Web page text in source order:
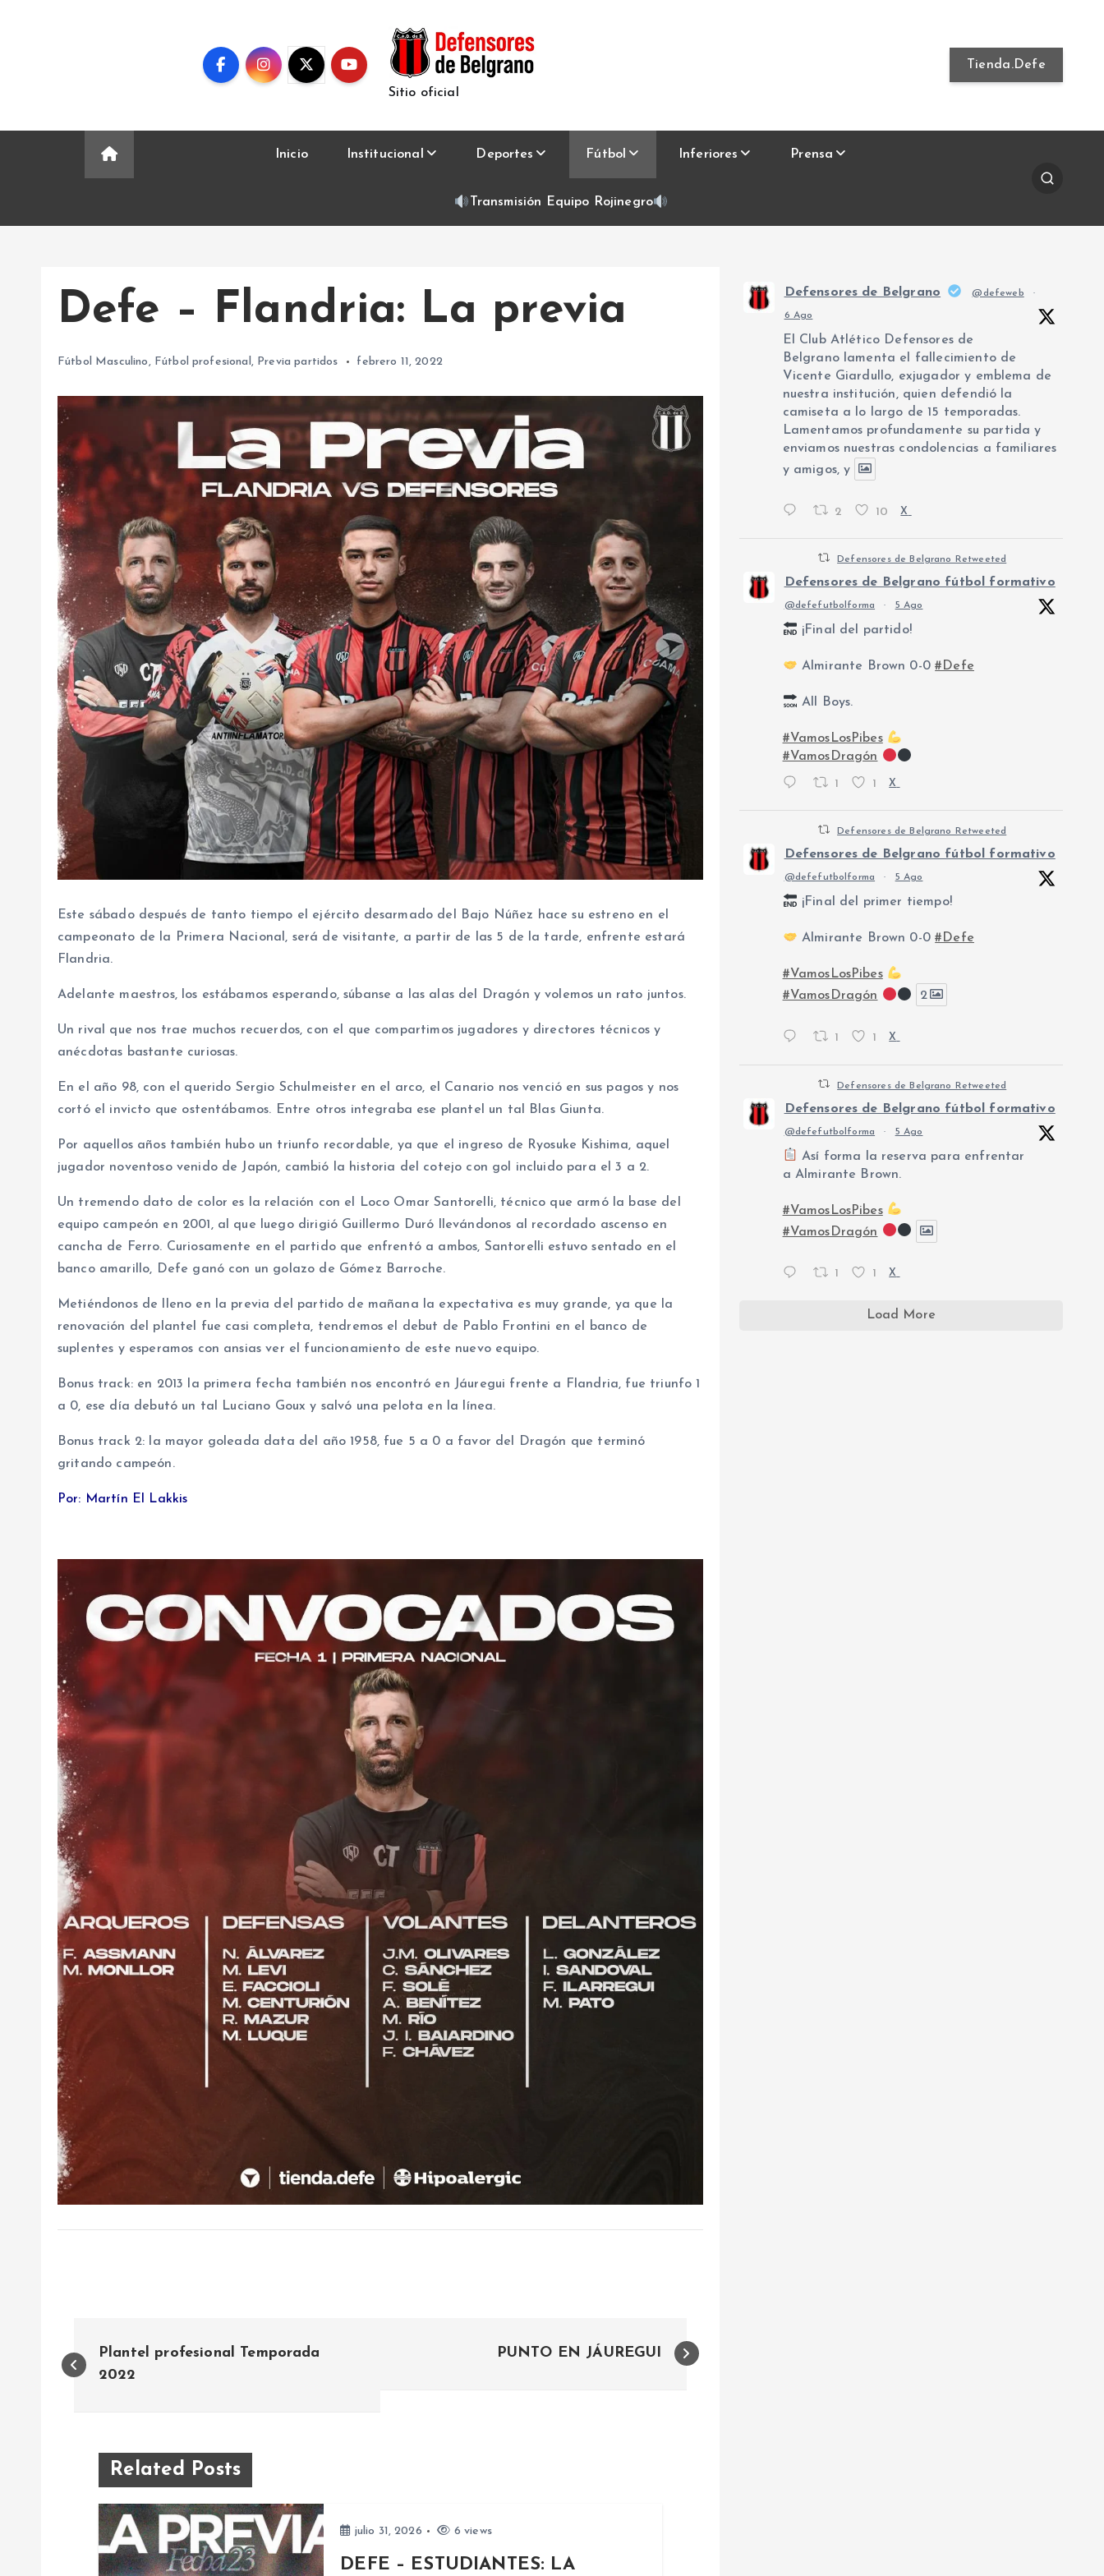
Sitio oficial
Tienda.Defe
Inicio Institucional Deportes Fútbol Inferiores Prensa
Transmisión Equipo Rojinegro
Defe – Flandria: La previa
Fútbol Masculino, Fútbol profesional, Previa partidos febrero 11, 2022
Este sábado después de tanto tiempo el ejército desarmado del Bajo Núñez hace su estreno en el
campeonato de la Primera Nacional, será de visitante, a partir de las 5 de la tarde, enfrente estará
Flandria.
Adelante maestros, los estábamos esperando, súbanse a las alas del Dragón y volemos un rato juntos.
Un rival que nos trae muchos recuerdos, con el que compartimos jugadores y directores técnicos y
anécdotas bastante curiosas.
En el año 98, con el querido Sergio Schulmeister en el arco, el Canario nos venció en sus pagos y nos
cortó el invicto que ostentábamos. Entre otros integraba ese plantel un tal Blas Giunta.
Por aquellos años también hubo un triunfo recordable, ya que el ingreso de Ryosuke Kishima, aquel
jugador noventoso venido de Japón, cambió la historia del cotejo con gol incluido para el 3 a 2.
Un tremendo dato de color es la relación con el Loco Omar Santorelli, técnico que armó la base del
equipo campeón en 2001, al que luego dirigió Guillermo Duró llevándonos al recordado ascenso en
cancha de Ferro. Curiosamente en el partido que enfrentó a ambos, Santorelli estuvo sentado en el
banco amarillo, Defe ganó con un golazo de Gómez Barroche.
Metiéndonos de lleno en la previa del partido de mañana la expectativa es muy grande, ya que la
renovación del plantel fue casi completa, tendremos el debut de Pablo Frontini en el banco de
suplentes y esperamos con ansias ver el funcionamiento de este nuevo equipo.
Bonus track: en 2013 la primera fecha también nos encontró en Jáuregui frente a Flandria, fue triunfo 1
a 0, ese día debutó un tal Luciano Goux y salvó una pelota en la línea.
Bonus track 2: la mayor goleada data del año 1958, fue 5 a 0 a favor del Dragón que terminó
gritando campeón.
Por: Martín El Lakkis
a
Plantel profesional Temporada
2022
PUNTO EN JÁUREGUI
Related Posts
julio 31, 2026 6 views
DEFE – ESTUDIANTES: LA
Defensores de Belgrano @defeweb ·
6 Ago
El Club Atlético Defensores de
Belgrano lamenta el fallecimiento de
Vicente Giardullo, exjugador y emblema de
nuestra institución, quien defendió la
camiseta a lo largo de 15 temporadas.
Lamentamos profundamente su partida y
enviamos nuestras condolencias a familiares
y amigos, y
2 10 X
Defensores de Belgrano Retweeted
Defensores de Belgrano fútbol formativo
@defefutbolforma · 5 Ago
¡Final del partido!
Almirante Brown 0-0#Defe
All Boys.
#VamosLosPibes
#VamosDragón
1 1 X
Defensores de Belgrano Retweeted
Defensores de Belgrano fútbol formativo
@defefutbolforma · 5 Ago
¡Final del primer tiempo!
Almirante Brown 0-0#Defe
#VamosLosPibes
#VamosDragón
2
1 1 X
Defensores de Belgrano Retweeted
Defensores de Belgrano fútbol formativo
@defefutbolforma · 5 Ago
Así forma la reserva para enfrentar
a Almirante Brown.
#VamosLosPibes
#VamosDragón
1 1 X
Load More